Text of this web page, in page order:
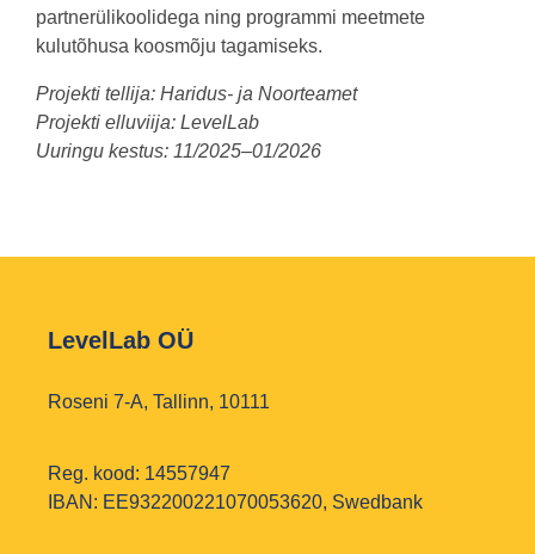
partnerülikoolidega ning programmi meetmete
kulutõhusa koosmõju tagamiseks.
Projekti tellija: Haridus- ja Noorteamet
Projekti elluviija: LevelLab
Uuringu kestus: 11/2025–01/2026
LevelLab OÜ
Roseni 7-A, Tallinn, 10111
Reg. kood: 14557947
IBAN: EE932200221070053620, Swedbank